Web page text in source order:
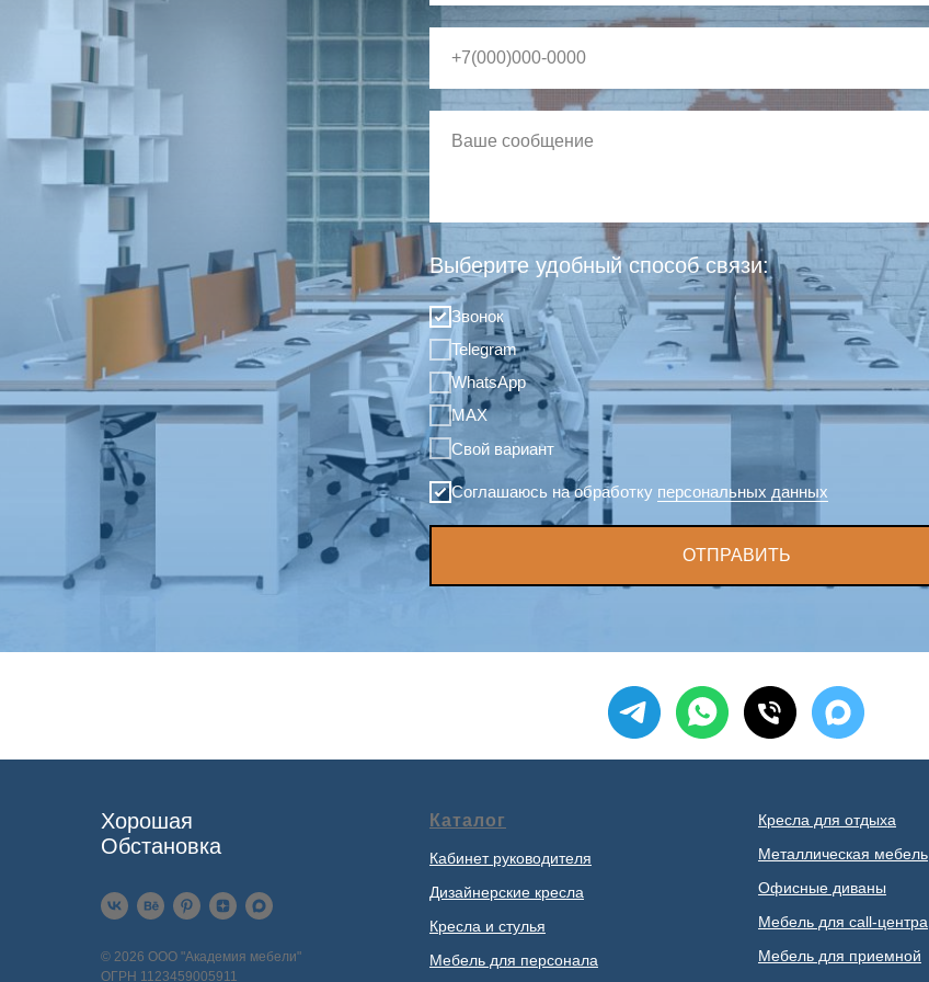
Выберите удобный способ связи:
Звонок
Telegram
WhatsApp
MAX
Свой вариант
Соглашаюсь на обработку персональных данных
ОТПРАВИТЬ
Хорошая
Обстановка
© 2026 ООО "Академия мебели"
ОГРН 1123459005911
Каталог
Кабинет руководителя
Дизайнерские кресла
Кресла и стулья
Мебель для персонала
Кресла для отдыха
Металлическая мебель
Офисные диваны
Мебель для call-центра
Мебель для приемной